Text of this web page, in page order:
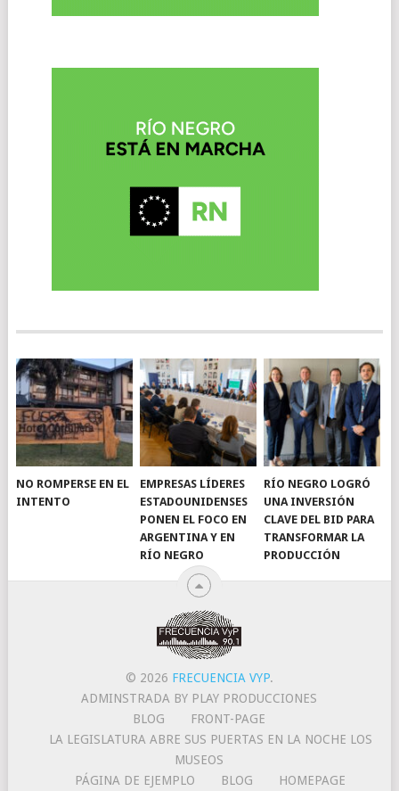
NO ROMPERSE EN EL
INTENTO
EMPRESAS LÍDERES
ESTADOUNIDENSES
PONEN EL FOCO EN
ARGENTINA Y EN
RÍO NEGRO
RÍO NEGRO LOGRÓ
UNA INVERSIÓN
CLAVE DEL BID PARA
TRANSFORMAR LA
PRODUCCIÓN
© 2026 FRECUENCIA VYP.
ADMINSTRADA BY PLAY PRODUCCIONES
BLOG
FRONT-PAGE
LA LEGISLATURA ABRE SUS PUERTAS EN LA NOCHE LOS
MUSEOS
PÁGINA DE EJEMPLO
BLOG HOMEPAGE